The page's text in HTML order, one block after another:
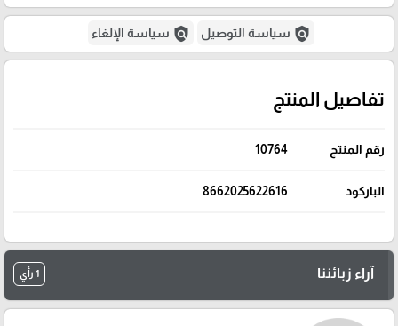
policy سياسة التوصيل policy سياسة الإلغاء
تفاصيل المنتج
رقم المنتج 10764
الباركود 8662025622616
آراء زبائننا 1 رأي